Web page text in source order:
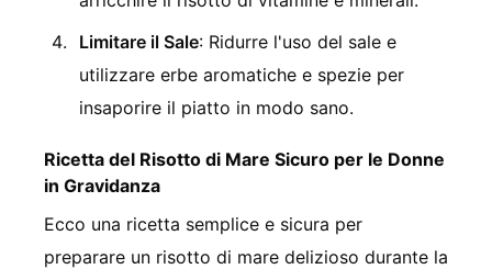
Limitare il Sale: Ridurre l'uso del sale e
utilizzare erbe aromatiche e spezie per
insaporire il piatto in modo sano.
Ricetta del Risotto di Mare Sicuro per le Donne
in Gravidanza
Ecco una ricetta semplice e sicura per
preparare un risotto di mare delizioso durante la